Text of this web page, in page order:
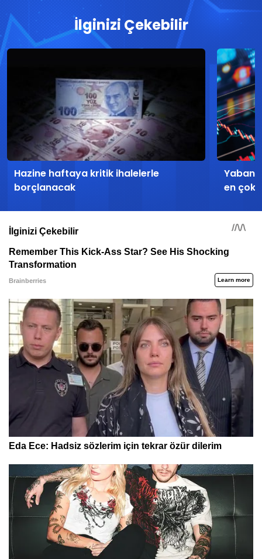
İlginizi Çekebilir
Hazine haftaya kritik ihalelerle
borçlanacak
en çok